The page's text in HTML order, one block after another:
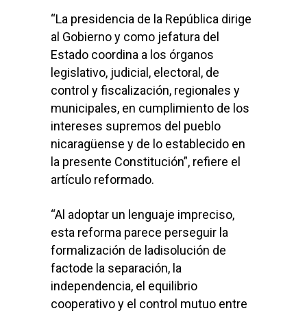
“La presidencia de la República dirige
al Gobierno y como jefatura del
Estado coordina a los órganos
legislativo, judicial, electoral, de
control y fiscalización, regionales y
municipales, en cumplimiento de los
intereses supremos del pueblo
nicaragüense y de lo establecido en
la presente Constitución”, refiere el
artículo reformado.
“Al adoptar un lenguaje impreciso,
esta reforma parece perseguir la
formalización de ladisolución de
factode la separación, la
independencia, el equilibrio
cooperativo y el control mutuo entre